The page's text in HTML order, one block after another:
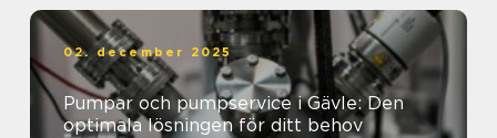
02. december 2025
Pumpar och pumpservice i Gävle: Den
optimala lösningen för ditt behov